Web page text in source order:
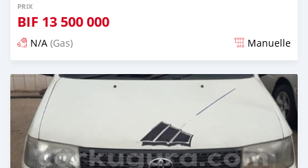
PRIX
BIF 13 500 000
N/A (Gas) Manuelle
Publié il y a plus de 5 ans